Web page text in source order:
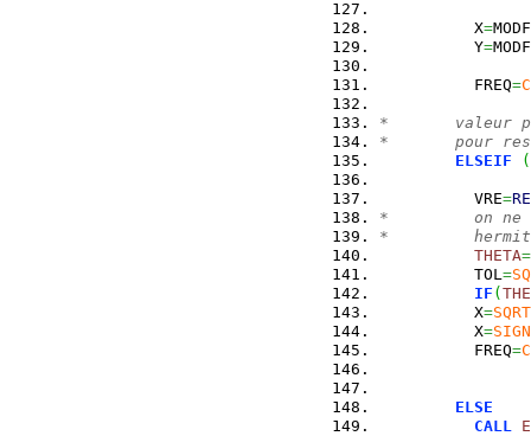
          X
=MODF
          Y
=MODF
          FREQ
=
*       valeur
*       pour
ELSEIF
(
          VRE
=
*         on ne
*
THETA=
          TOL
=
IF (
          X
=SQRT
          X
=SIGN
          FREQ
=
ELSE
CALL